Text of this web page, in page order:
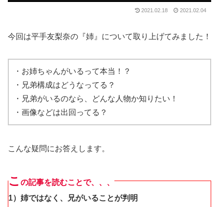
2021.02.18 2021.02.04
今回は平手友梨奈の『姉』について取り上げてみました！
・お姉ちゃんがいるって本当！？
・兄弟構成はどうなってる？
・兄弟がいるのなら、どんな人物か知りたい！
・画像などは出回ってる？
こんな疑問にお答えします。
こ の記事を読むことで、、、
1）姉ではなく、兄がいることが判明